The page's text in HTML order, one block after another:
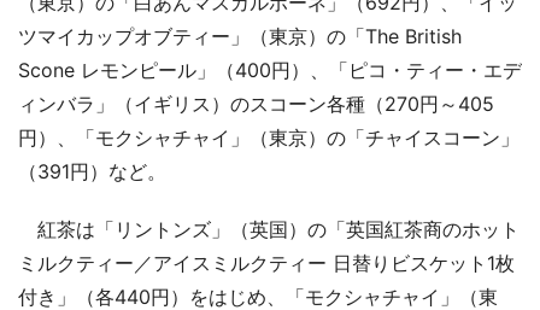
ツマイカップオブティー」（東京）の「The British
Scone レモンピール」（400円）、「ピコ・ティー・エデ
ィンバラ」（イギリス）のスコーン各種（270円～405
円）、「モクシャチャイ」（東京）の「チャイスコーン」
（391円）など。
紅茶は「リントンズ」（英国）の「英国紅茶商のホット
ミルクティー／アイスミルクティー 日替りビスケット1枚
付き」（各440円）をはじめ、「モクシャチャイ」（東